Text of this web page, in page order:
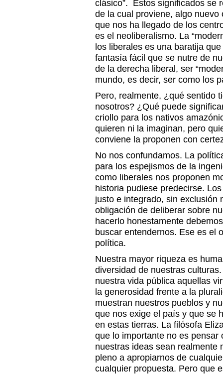
clásico”. Estos significados se
de la cual proviene, algo
que nos ha llegado de los
es el neoliberalismo. La
los liberales es una baratija
fantasía fácil que se nutre de
de la derecha liberal, ser
mundo, es decir, ser como los
Pero, realmente, ¿qué sentido
nosotros? ¿Qué puede
criollo para los nativos
quieren ni la imaginan, pero
conviene la proponen con
No nos confundamos. La
para los espejismos de la
como liberales nos proponen
historia pudiese predecirse.
justo e integrado, sin exclusión
obligación de deliberar sobre
hacerlo honestamente
buscar entendernos. Ese es el
política.
Nuestra mayor riqueza es
diversidad de nuestras
nuestra vida pública aquellas
la generosidad frente a la
muestran nuestros pueblos y
que nos exige el país y que se
en estas tierras. La filósofa
que lo importante no es pensar
nuestras ideas sean realmente
pleno a apropiarnos de
cualquier propuesta. Pero que